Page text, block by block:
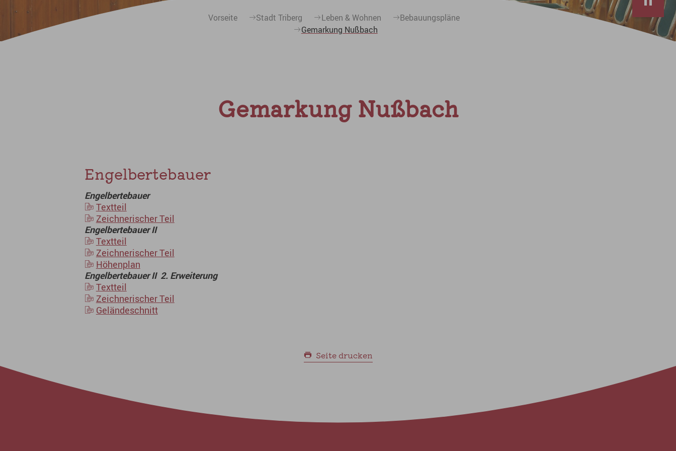
Sie sind hier:
Vorseite Stadt Triberg Leben & Wohnen
Bebauungspläne
Gemarkung Nußbach
Gemarkung Nußbach
Engelbertebauer
Engelbertebauer
Textteil
Zeichnerischer Teil
Engelbertebauer II
Textteil
Zeichnerischer Teil
Höhenplan
Engelbertebauer II 2. Erweiterung
Textteil
Zeichnerischer Teil
Geländeschnitt
Seite drucken